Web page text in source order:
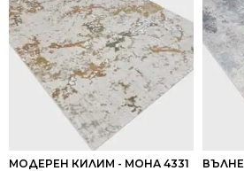
МОДЕРЕН КИЛИМ - МОНА 4331